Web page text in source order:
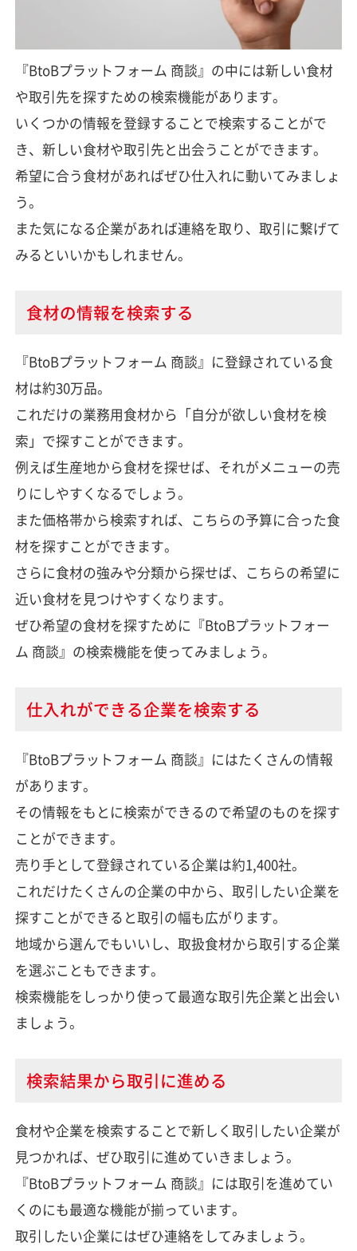
『BtoBプラットフォーム 商談』の中には新しい食材
や取引先を探すための検索機能があります。
いくつかの情報を登録することで検索することがで
き、新しい食材や取引先と出会うことができます。
希望に合う食材があればぜひ仕入れに動いてみましょ
う。
また気になる企業があれば連絡を取り、取引に繋げて
みるといいかもしれません。
食材の情報を検索する
『BtoBプラットフォーム 商談』に登録されている食
材は約30万品。
これだけの業務用食材から「自分が欲しい食材を検
索」で探すことができます。
例えば生産地から食材を探せば、それがメニューの売
りにしやすくなるでしょう。
また価格帯から検索すれば、こちらの予算に合った食
材を探すことができます。
さらに食材の強みや分類から探せば、こちらの希望に
近い食材を見つけやすくなります。
ぜひ希望の食材を探すために『BtoBプラットフォー
ム 商談』の検索機能を使ってみましょう。
仕入れができる企業を検索する
『BtoBプラットフォーム 商談』にはたくさんの情報
があります。
その情報をもとに検索ができるので希望のものを探す
ことができます。
売り手として登録されている企業は約1,400社。
これだけたくさんの企業の中から、取引したい企業を
探すことができると取引の幅も広がります。
地域から選んでもいいし、取扱食材から取引する企業
を選ぶこともできます。
検索機能をしっかり使って最適な取引先企業と出会い
ましょう。
検索結果から取引に進める
食材や企業を検索することで新しく取引したい企業が
見つかれば、ぜひ取引に進めていきましょう。
『BtoBプラットフォーム 商談』には取引を進めてい
くのにも最適な機能が揃っています。
取引したい企業にはぜひ連絡をしてみましょう。